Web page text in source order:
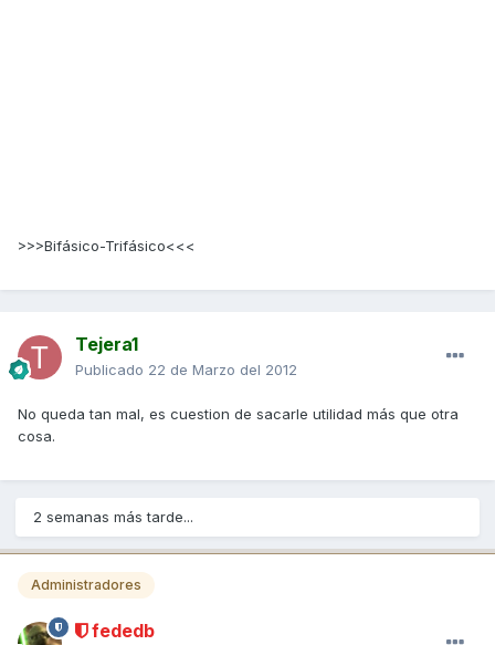
>>>Bifásico-Trifásico<<<
Tejera1
Publicado 22 de Marzo del 2012
No queda tan mal, es cuestion de sacarle utilidad más que otra
cosa.
2 semanas más tarde...
Administradores
fededb